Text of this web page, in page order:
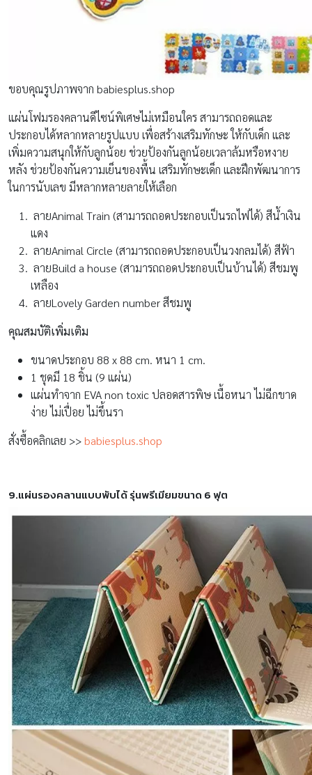
ขอบคุณรูปภาพจาก babiesplus.shop
แผ่นโฟมรองคลานดีไซน์พิเศษไม่เหมือนใคร สามารถถอดและ
ประกอบได้หลากหลายรูปแบบ เพื่อสร้างเสริมทักษะ ให้กับเด็ก และ
เพิ่มความสนุกให้กับลูกน้อย ช่วยป้องกันลูกน้อยเวลาล้มหรือหงาย
หลัง ช่วยป้องกันความเย็นของพื้น เสริมทักษะเด็ก และฝึกพัฒนาการ
ในการนับเลข มีหลากหลายลายให้เลือก
ลายAnimal Train (สามารถถอดประกอบเป็นรถไฟได้) สีน้ำเงิน
แดง
ลายAnimal Circle (สามารถถอดประกอบเป็นวงกลมได้) สีฟ้า
ลายBuild a house (สามารถถอดประกอบเป็นบ้านได้) สีชมพู
เหลือง
ลายLovely Garden number สีชมพู
คุณสมบัติเพิ่มเติม
ขนาดประกอบ 88 x 88 cm. หนา 1 cm.
1 ชุดมี 18 ชิ้น (9 แผ่น)
แผ่นทำจาก EVA non toxic ปลอดสารพิษ เนื้อหนา ไม่ฉีกขาด
ง่าย ไม่เปื่อย ไม่ขึ้นรา
สั่งซื้อคลิกเลย >>babiesplus.shop
9.แผ่นรองคลานแบบพับได้ รุ่นพรีเมียมขนาด 6 ฟุต